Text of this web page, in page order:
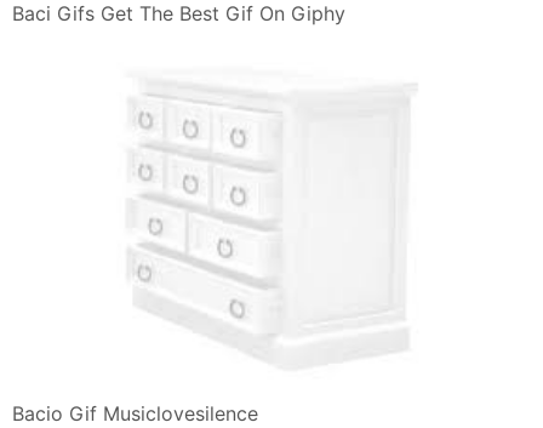
Baci Gifs Get The Best Gif On Giphy
Bacio Gif Musiclovesilence